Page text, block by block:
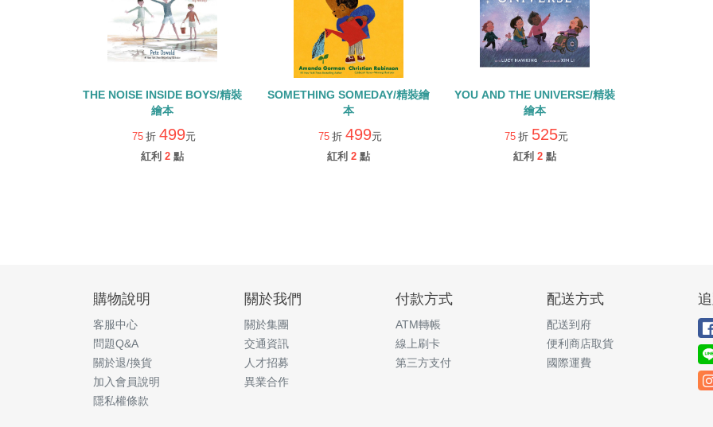
THE NOISE INSIDE BOYS/精裝
繪本
75 折 499元
紅利 2 點
SOMETHING SOMEDAY/精裝繪
本
75 折 499元
紅利 2 點
YOU AND THE UNIVERSE/精裝
繪本
75 折 525元
紅利 2 點
購物說明
客服中心
問題Q&A
關於退/換貨
加入會員說明
隱私權條款
關於我們
關於集團
交通資訊
人才招募
異業合作
付款方式
ATM轉帳
線上刷卡
第三方支付
配送方式
配送到府
便利商店取貨
國際運費